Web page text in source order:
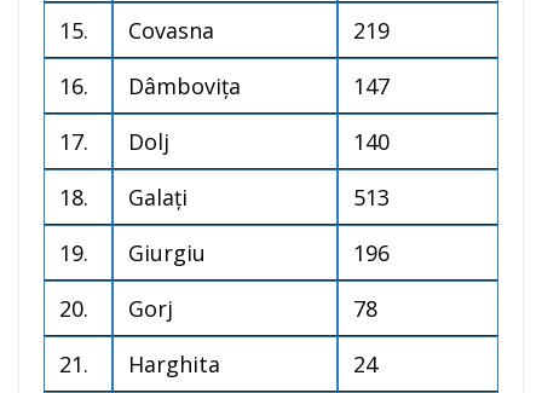
15.
Covasna
219
16.
Dâmbovița
147
17.
Dolj
140
18.
Galați
513
19.
Giurgiu
196
20.
Gorj
78
21.
Harghita
24